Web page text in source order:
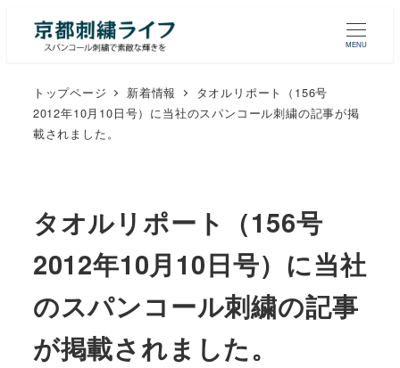
MENU
トップページ 新着情報
タオルリポート（156号
2012年10月10日号）に当社のスパンコール刺繍の記事が掲
載されました。
タオルリポート（156号
2012年10月10日号）に当社
のスパンコール刺繍の記事
が掲載されました。